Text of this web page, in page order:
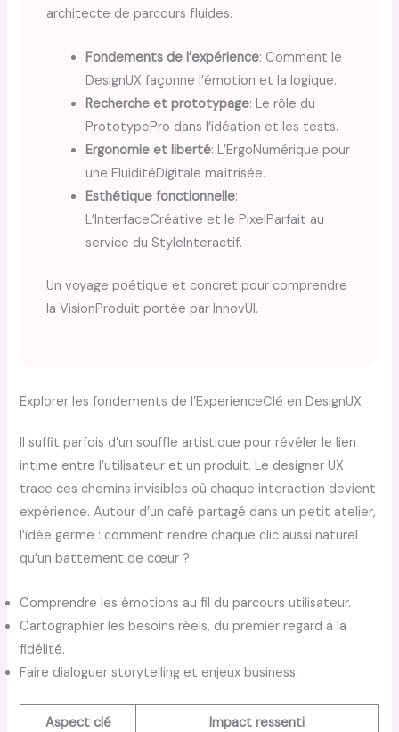
architecte de parcours fluides.
Fondements de l’expérience: Comment le
DesignUX façonne l’émotion et la logique.
Recherche et prototypage: Le rôle du
PrototypePro dans l’idéation et les tests.
Ergonomie et liberté: L’ErgoNumérique pour
une FluiditéDigitale maîtrisée.
Esthétique fonctionnelle:
L’InterfaceCréative et le PixelParfait au
service du StyleInteractif.
Un voyage poétique et concret pour comprendre
la VisionProduit portée par InnovUI.
Explorer les fondements de l’ExperienceClé en DesignUX
Il suffit parfois d’un souffle artistique pour révéler le lien
intime entre l’utilisateur et un produit. Le designer UX
trace ces chemins invisibles où chaque interaction devient
expérience. Autour d’un café partagé dans un petit atelier,
l’idée germe : comment rendre chaque clic aussi naturel
qu’un battement de cœur ?
Comprendre les émotions au fil du parcours utilisateur.
Cartographier les besoins réels, du premier regard à la
fidélité.
Faire dialoguer storytelling et enjeux business.
Aspect clé Impact ressenti